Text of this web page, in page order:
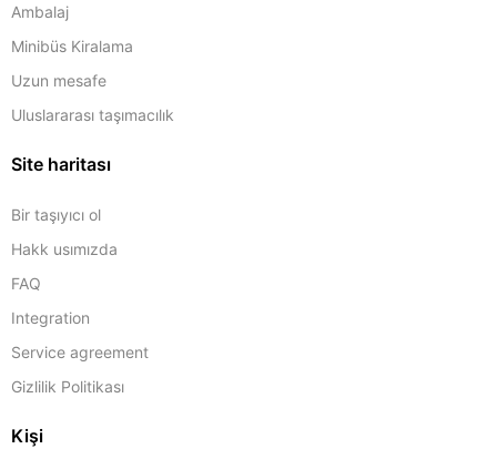
Ambalaj
Minibüs Kiralama
Uzun mesafe
Uluslararası taşımacılık
Site haritası
Bir taşıyıcı ol
Hakk usımızda
FAQ
Integration
Service agreement
Gizlilik Politikası
Kişi